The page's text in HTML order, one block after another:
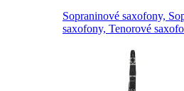
Sopraninové saxofony,
saxofony, Tenorové